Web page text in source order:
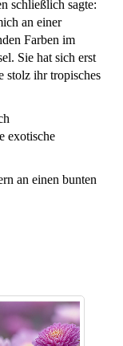
schließlich sagte:
an einer
Farben im
Sie hat sich erst
stolz ihr tropisches
exotische
an einen bunten